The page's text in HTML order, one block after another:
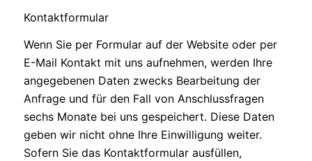
Kontaktformular
Wenn Sie per Formular auf der Website oder per
E-Mail Kontakt mit uns aufnehmen, werden Ihre
angegebenen Daten zwecks Bearbeitung der
Anfrage und für den Fall von Anschlussfragen
sechs Monate bei uns gespeichert. Diese Daten
geben wir nicht ohne Ihre Einwilligung weiter.
Sofern Sie das Kontaktformular ausfüllen,